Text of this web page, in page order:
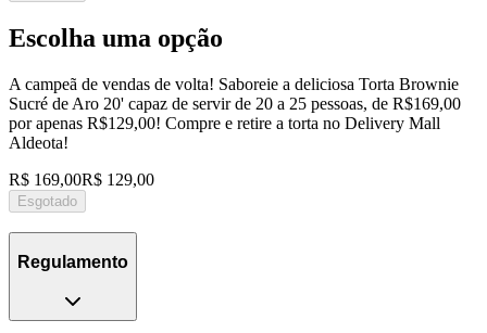
Escolha uma opção
A campeã de vendas de volta! Saboreie a deliciosa Torta Brownie
Sucré de Aro 20' capaz de servir de 20 a 25 pessoas, de R$169,00
por apenas R$129,00! Compre e retire a torta no Delivery Mall
Aldeota!
R$ 169,00R$ 129,00
Esgotado
Regulamento